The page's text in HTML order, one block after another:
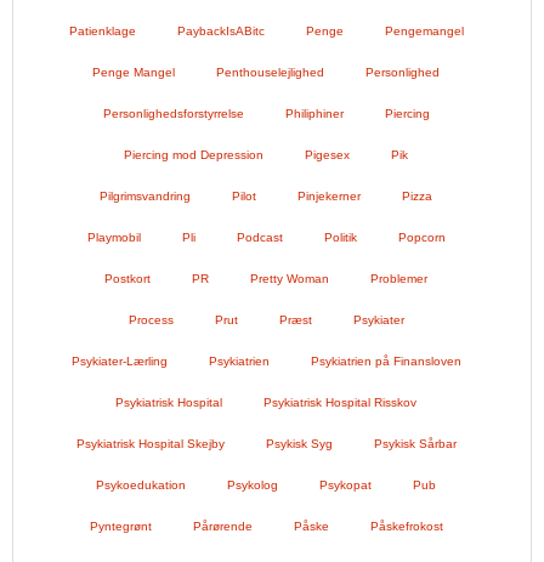
Patienklage PaybackIsABitc Penge Pengemangel
Penge Mangel Penthouselejlighed Personlighed
Personlighedsforstyrrelse Philiphiner Piercing
Piercing mod Depression Pigesex Pik
Pilgrimsvandring Pilot Pinjekerner Pizza
Playmobil Pli Podcast Politik Popcorn
Postkort PR Pretty Woman Problemer
Process Prut Præst Psykiater
Psykiater-Lærling Psykiatrien Psykiatrien på Finansloven
Psykiatrisk Hospital Psykiatrisk Hospital Risskov
Psykiatrisk Hospital Skejby Psykisk Syg Psykisk Sårbar
Psykoedukation Psykolog Psykopat Pub
Pyntegrønt Pårørende Påske Påskefrokost